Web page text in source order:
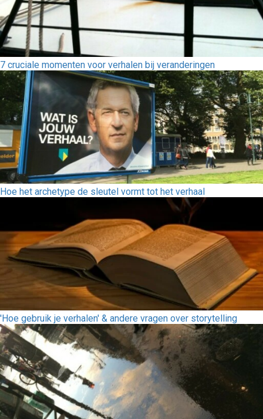
7 cruciale momenten voor verhalen bij veranderingen
Hoe het archetype de sleutel vormt tot het verhaal
'Hoe gebruik je verhalen' & andere vragen over storytelling